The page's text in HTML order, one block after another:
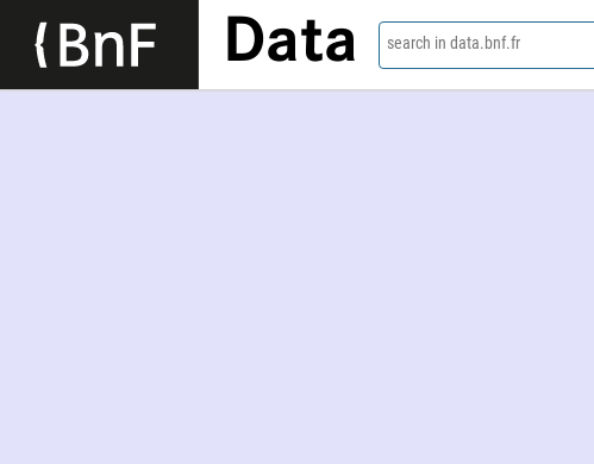
Data search in data.bnf.fr